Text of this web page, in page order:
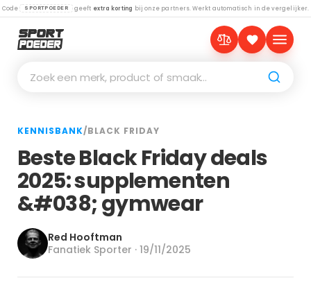
Code SPORTPOEDER geeft extra korting bij onze partners. Werkt automatisch in de vergelijker.
Zoek een merk, product of smaak…
KENNISBANK/BLACK FRIDAY
Beste Black Friday deals
2025: supplementen
&#038; gymwear
Red Hooftman
Fanatiek Sporter · 19/11/2025